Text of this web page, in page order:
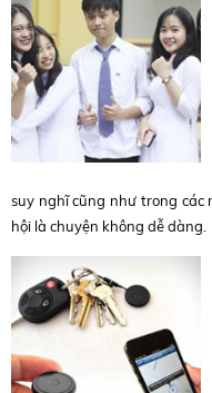
suy nghĩ cũng như trong các
hội là chuyện không dễ dàng.